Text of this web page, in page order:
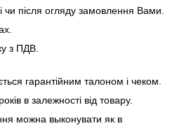
після огляду замовлення Вами.
з ПДВ.
гарантійним талоном і чеком.
в залежності від товару.
можна выконувати як в